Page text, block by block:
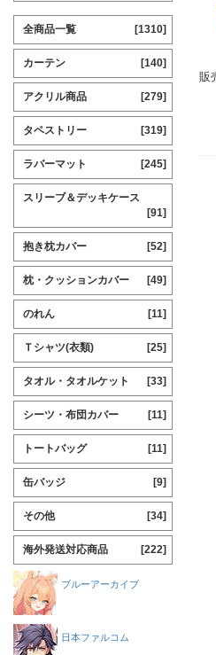
販
全商品一覧 [1310]
カーテン [140]
アクリル商品 [279]
タペストリー [319]
ラバーマット [245]
スリーブ＆デッキケース
[91]
抱き枕カバー [52]
枕・クッションカバー [49]
のれん [11]
Ｔシャツ(衣類) [25]
タオル・タオルケット [33]
シーツ・布団カバー [11]
トートバッグ [11]
缶バッジ [9]
その他 [34]
海外発送対応商品 [222]
ブルーアーカイブ
日本ファルコム